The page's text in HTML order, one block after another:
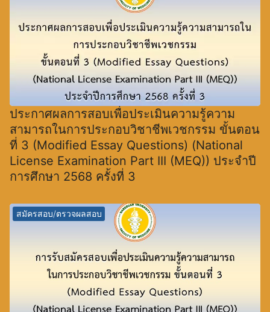
ประกาศผลการสอบเพื่อประเมินความรู้ความ
สามารถในการประกอบวิชาชีพเวชกรรม ขั้นตอน
ที่ 3 (Modified Essay Questions) (National
License Examination Part III (MEQ)) ประจำปี
การศึกษา 2568 ครั้งที่ 3
สมัครสอบ/ตรวจผลสอบ